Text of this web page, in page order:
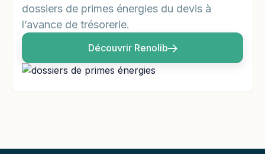
dossiers de primes énergies du devis à
l’avance de trésorerie.
Découvrir Renolib